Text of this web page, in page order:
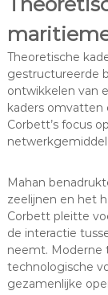
Theoretische
gestructureerde
ontwikkelen van
kaders omvatten
Corbett’s focus
Mahan
zeelijnen en het
Corbett pleitte
de interactie
neemt. Moderne
technologische
gezamenlijke